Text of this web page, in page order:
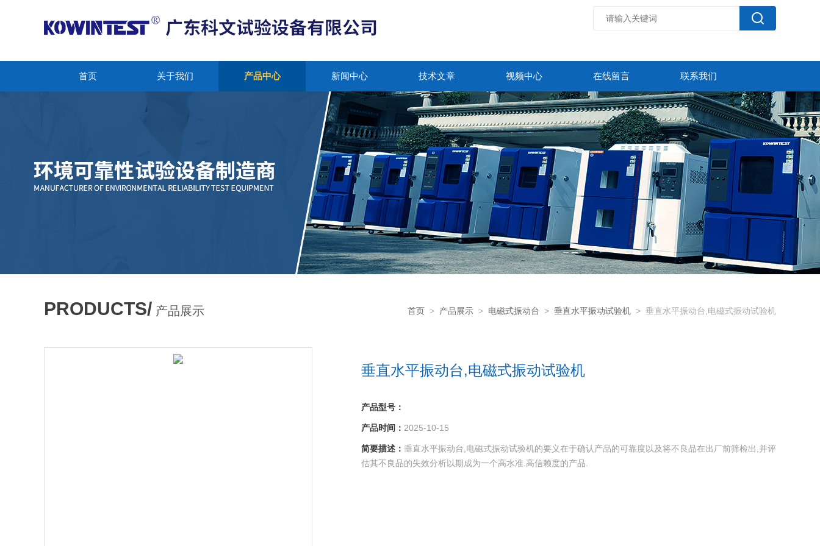
首页 关于我们 产品中心 新闻中心 技术文章 视频中心 在线留言 联系我们
PRODUCTS/ 产品展示 首页 > 产品展示 > 电磁式振动台 > 垂直水平振动试验机 > 垂直水平振动台,电磁式振动试验机
垂直水平振动台,电磁式振动试验机
产品型号：
产品时间： 2025-10-15
简要描述： 垂直水平振动台,电磁式振动试验机的要义在于确认产品的可靠度以及将不良品在出厂前筛检出,并评
估其不良品的失效分析以期成为一个高水准.高信赖度的产品.